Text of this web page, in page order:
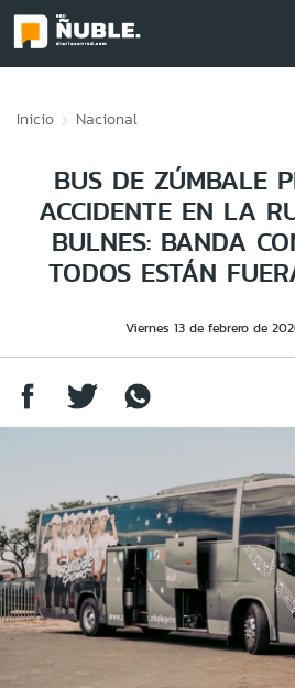
Inicio Nacional
BUS DE ZÚMBALE
ACCIDENTE EN LA
BULNES: BANDA
TODOS ESTÁN
Viernes 13 de febrero de